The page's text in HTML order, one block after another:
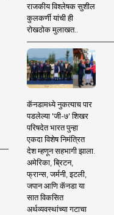
राजकीय विश्लेषक सुशील
कुलकर्णी यांची ही
रोखठोक मुलाखत..
कॅनडामध्ये नुकत्याच पार
पडलेल्या 'जी-७' शिखर
परिषदेत भारत पुन्हा
एकदा विशेष निमंत्रित
देश म्हणून सहभागी झाला.
अमेरिका, ब्रिटन,
फ्रान्स, जर्मनी, इटली,
जपान आणि कॅनडा या
सात विकसित
अर्थव्यवस्थांच्या गटाचा